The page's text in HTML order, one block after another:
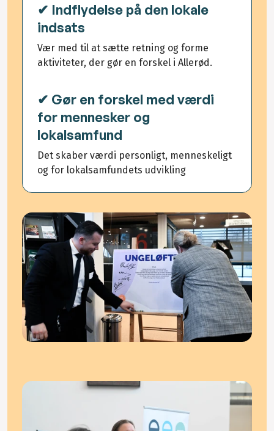
✔ Indflydelse på den lokale
indsats
Vær med til at sætte retning og forme
aktiviteter, der gør en forskel i Allerød.
✔ Gør en forskel med værdi
for mennesker og
lokalsamfund
Det skaber værdi personligt, menneskeligt
og for lokalsamfundets udvikling